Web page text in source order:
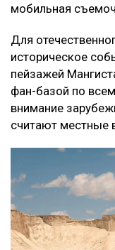
мобильная
Для
историческое
пейзажей
фан-базой по
внимание
считают местные